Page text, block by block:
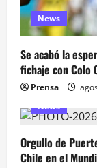
News
Se acabó la
fichaje con Colo
Prensa
News
Orgullo de
Chile en el